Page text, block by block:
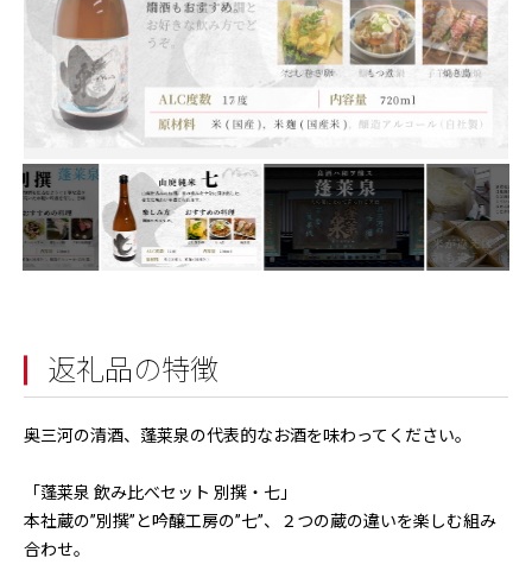
返礼品の特徴
奥三河の清酒、蓬莱泉の代表的なお酒を味わってください。
「蓬莱泉 飲み比べセット 別撰・七」
本社蔵の”別撰”と吟醸工房の”七”、２つの蔵の違いを楽しむ組み
合わせ。